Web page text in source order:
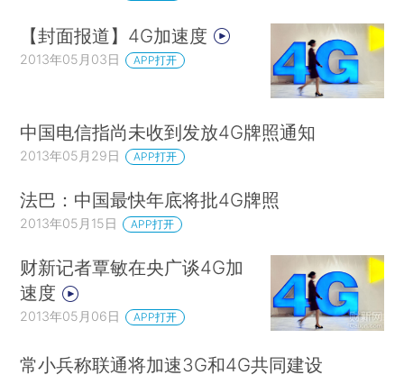
【封面报道】4G加速度
2013年05月03日 APP打开
中国电信指尚未收到发放4G牌照通知
2013年05月29日 APP打开
法巴：中国最快年底将批4G牌照
2013年05月15日 APP打开
财新记者覃敏在央广谈4G加
速度
2013年05月06日 APP打开
常小兵称联通将加速3G和4G共同建设